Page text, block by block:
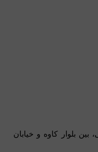
بین بلوار کاوه و خیابان